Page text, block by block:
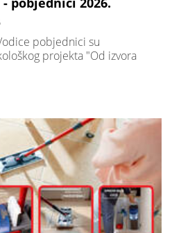
pobjednici su
projekta "Od izvora